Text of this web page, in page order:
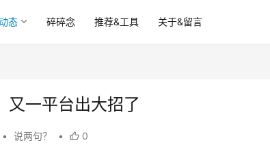
态 碎碎念 推荐&工具 关于&留言
又一平台出大招了
• 说两句？ • 0